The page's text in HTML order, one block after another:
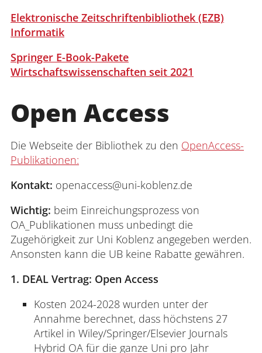
Elektronische Zeitschriftenbibliothek (EZB)
Informatik
Springer E-Book-Pakete
Wirtschaftswissenschaften seit 2021
Open Access
Die Webseite der Bibliothek zu den OpenAccess-
Publikationen:
Kontakt: openaccess@uni-koblenz.de
Wichtig: beim Einreichungsprozess von
OA_Publikationen muss unbedingt die
Zugehörigkeit zur Uni Koblenz angegeben werden.
Ansonsten kann die UB keine Rabatte gewähren.
1. DEAL Vertrag: Open Access
Kosten 2024-2028 wurden unter der
Annahme berechnet, dass höchstens 27
Artikel in Wiley/Springer/Elsevier Journals
Hybrid OA für die ganze Uni pro Jahr